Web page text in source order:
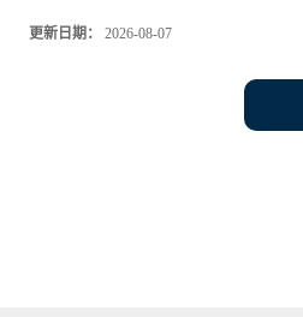
更新日期： 2026-08-07